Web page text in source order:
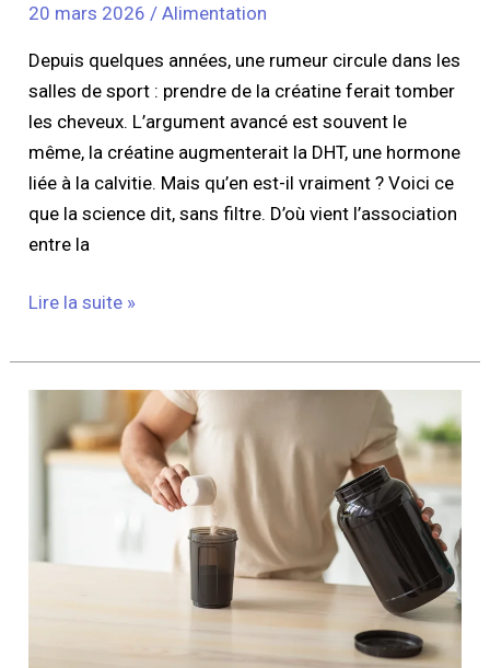
20 mars 2026 /Alimentation
Depuis quelques années, une rumeur circule dans les
salles de sport : prendre de la créatine ferait tomber
les cheveux. L’argument avancé est souvent le
même, la créatine augmenterait la DHT, une hormone
liée à la calvitie. Mais qu’en est-il vraiment ? Voici ce
que la science dit, sans filtre. D’où vient l’association
entre la
?
Lire la suite »
de
pour